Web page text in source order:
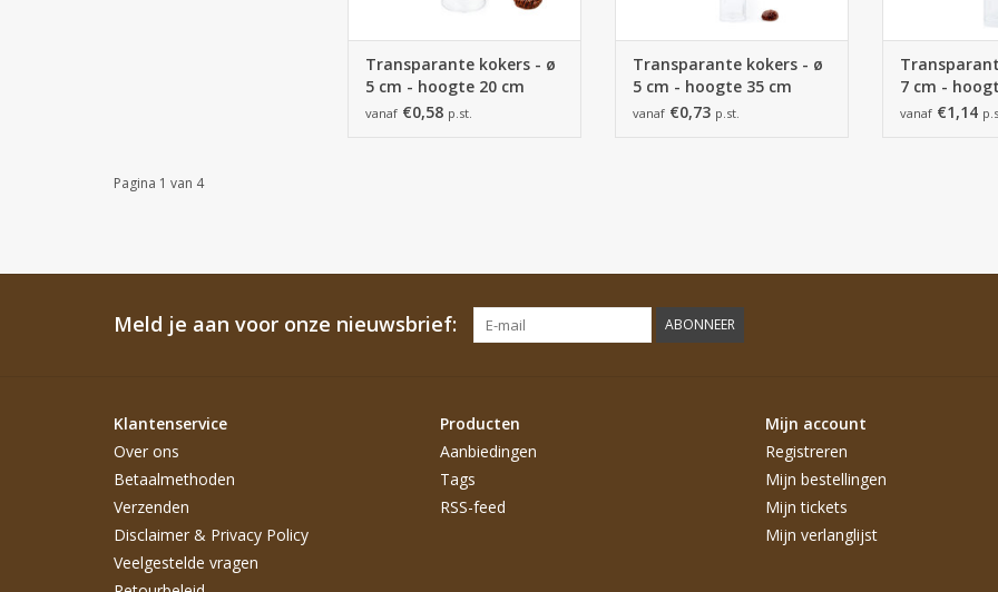
Transparante kokers - ø
5 cm - hoogte 20 cm
vanaf €0,58 p.st.
Transparante kokers - ø
5 cm - hoogte 35 cm
vanaf €0,73 p.st.
7 cm -
vanaf €1,14
Pagina 1 van 4
Meld je aan voor onze nieuwsbrief: ABONNEER
Klantenservice
Over ons
Betaalmethoden
Verzenden
Disclaimer & Privacy Policy
Veelgestelde vragen
Producten
Aanbiedingen
Tags
RSS-feed
Mijn account
Registreren
Mijn bestellingen
Mijn tickets
Mijn verlanglijst